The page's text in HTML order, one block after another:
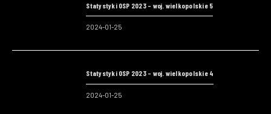
Statystyki OSP 2023 – woj. wielkopolskie 5
2024-01-25
Statystyki OSP 2023 – woj. wielkopolskie 4
2024-01-25